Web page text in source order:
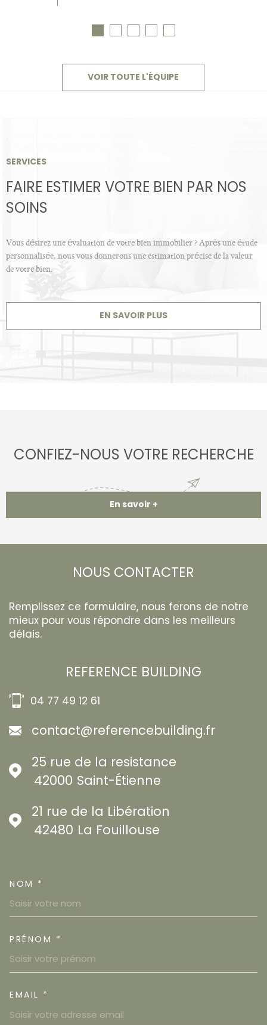
VOIR TOUTE L'ÉQUIPE
SERVICES
FAIRE ESTIMER VOTRE BIEN PAR NOS
SOINS
Vous désirez une évaluation de votre bien immobilier ? Après une étude
personnalisée, nous vous donnerons une estimation précise de la valeur
de votre bien.
EN SAVOIR PLUS
CONFIEZ-NOUS VOTRE RECHERCHE
En savoir +
NOUS CONTACTER
Remplissez ce formulaire, nous ferons de notre
mieux pour vous répondre dans les meilleurs
délais.
REFERENCE BUILDING
04 77 49 12 61
contact@referencebuilding.fr
25 rue de la resistance
42000
Saint-Étienne
21 rue de la Libération
42480
La Fouillouse
NOM *
PRÉNOM *
EMAIL *